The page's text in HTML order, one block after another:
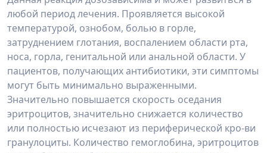
любой период лечения. Проявляется высокой
температурой, ознобом, болью в горле,
затруднением глотания, воспалением области рта,
носа, горла, генитальной или анальной области. У
пациентов, получающих антибиотики, эти симптомы
могут быть минимально выраженными.
Значительно повышается скорость оседания
эритроцитов, значительно снижается количество
или полностью исчезают из периферической кро-ви
гранулоциты. Количество гемоглобина, эритроцитов